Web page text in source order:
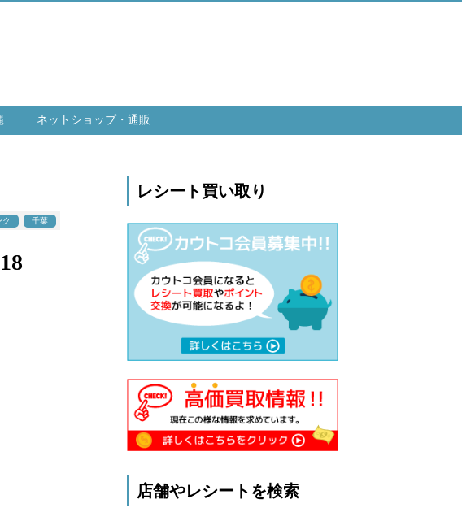
ネットショップ・通販
千葉
レシート買い取り
店舗やレシートを検索